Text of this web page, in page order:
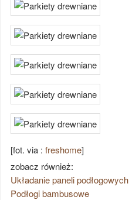
[fot. via : freshome]
zobacz również:
Układanie paneli podłogowych
Podłogi bambusowe